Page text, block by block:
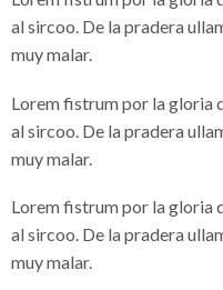
al sircoo. De la pradera
muy malar.
Lorem fistrum por la gloria
al sircoo. De la pradera
muy malar.
Lorem fistrum por la gloria
al sircoo. De la pradera
muy malar.